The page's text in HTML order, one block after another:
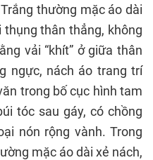
thường mặc áo dài
thân thẳng, không
vải “khít” ở giữa thân
ngực, nách áo trang trí
trong bố cục hình tam
tóc sau gáy, có chồng
nón rộng vành. Trong
mặc áo dài xẻ nách,